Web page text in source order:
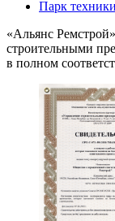
Парк техники
«Альянс
строительными
в полном